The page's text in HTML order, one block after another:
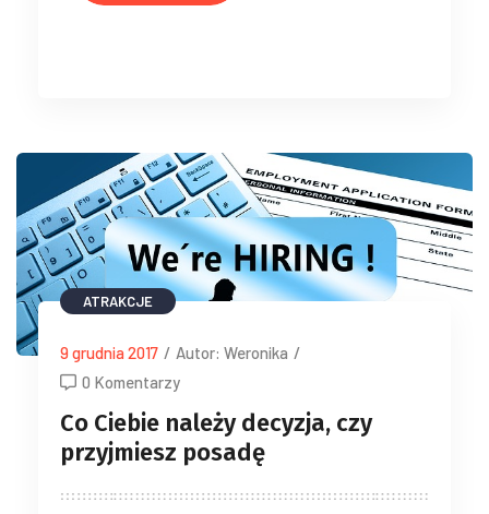
ATRAKCJE
9 grudnia 2017 / Autor: Weronika /
0 Komentarzy
Co Ciebie należy decyzja, czy
przyjmiesz posadę